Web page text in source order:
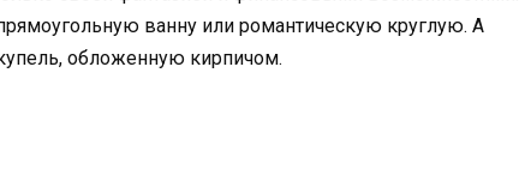
ванну или романтическую круглую. А
обложенную кирпичом.